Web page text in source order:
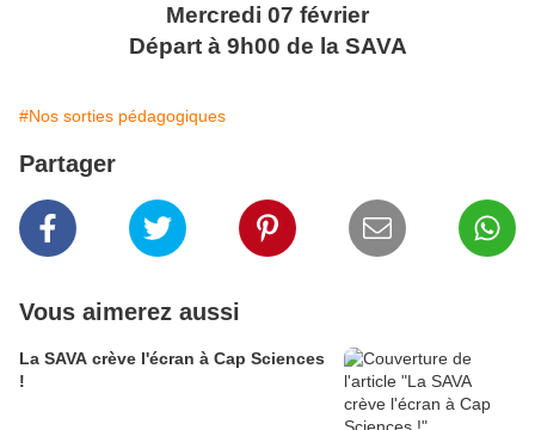
Mercredi 07 février
Départ à 9h00 de la SAVA
#Nos sorties pédagogiques
Partager
Vous aimerez aussi
La SAVA crève l'écran à Cap Sciences
!